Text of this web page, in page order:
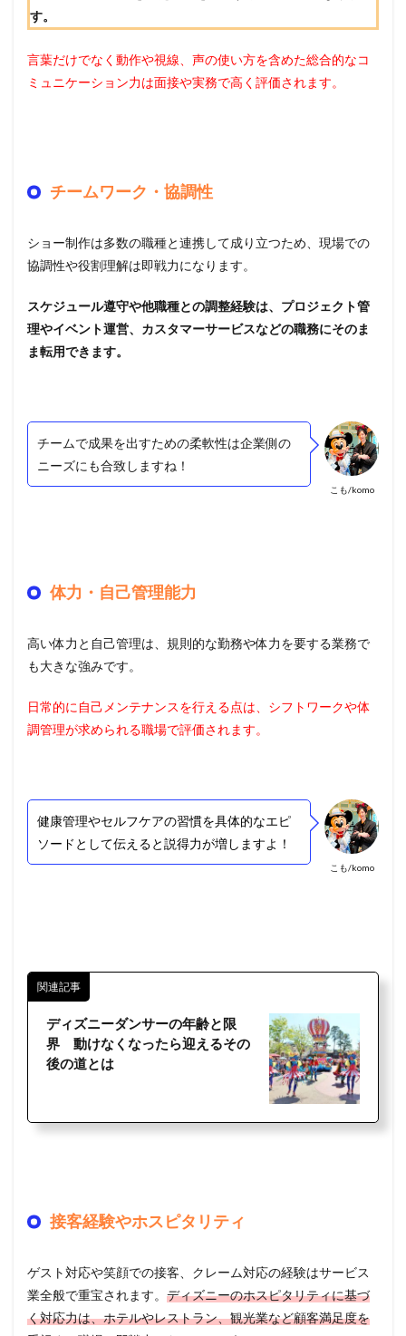
す。
言葉だけでなく動作や視線、声の使い方を含めた総合的なコ
ミュニケーション力は面接や実務で高く評価されます。
チームワーク・協調性
ショー制作は多数の職種と連携して成り立つため、現場での
協調性や役割理解は即戦力になります。
スケジュール遵守や他職種との調整経験は、プロジェクト管
理やイベント運営、カスタマーサービスなどの職務にそのま
ま転用できます。
こも/komo
チームで成果を出すための柔軟性は企業側の
ニーズにも合致しますね！
体力・自己管理能力
高い体力と自己管理は、規則的な勤務や体力を要する業務で
も大きな強みです。
日常的に自己メンテナンスを行える点は、シフトワークや体
調管理が求められる職場で評価されます。
こも/komo
健康管理やセルフケアの習慣を具体的なエピ
ソードとして伝えると説得力が増しますよ！
関連記事
ディズニーダンサーの年齢と限
界 動けなくなったら迎えるその
後の道とは
接客経験やホスピタリティ
ゲスト対応や笑顔での接客、クレーム対応の経験はサービス
業全般で重宝されます。 ディズニーのホスピタリティに基づ
く対応力は、ホテルやレストラン、観光業など顧客満足度を